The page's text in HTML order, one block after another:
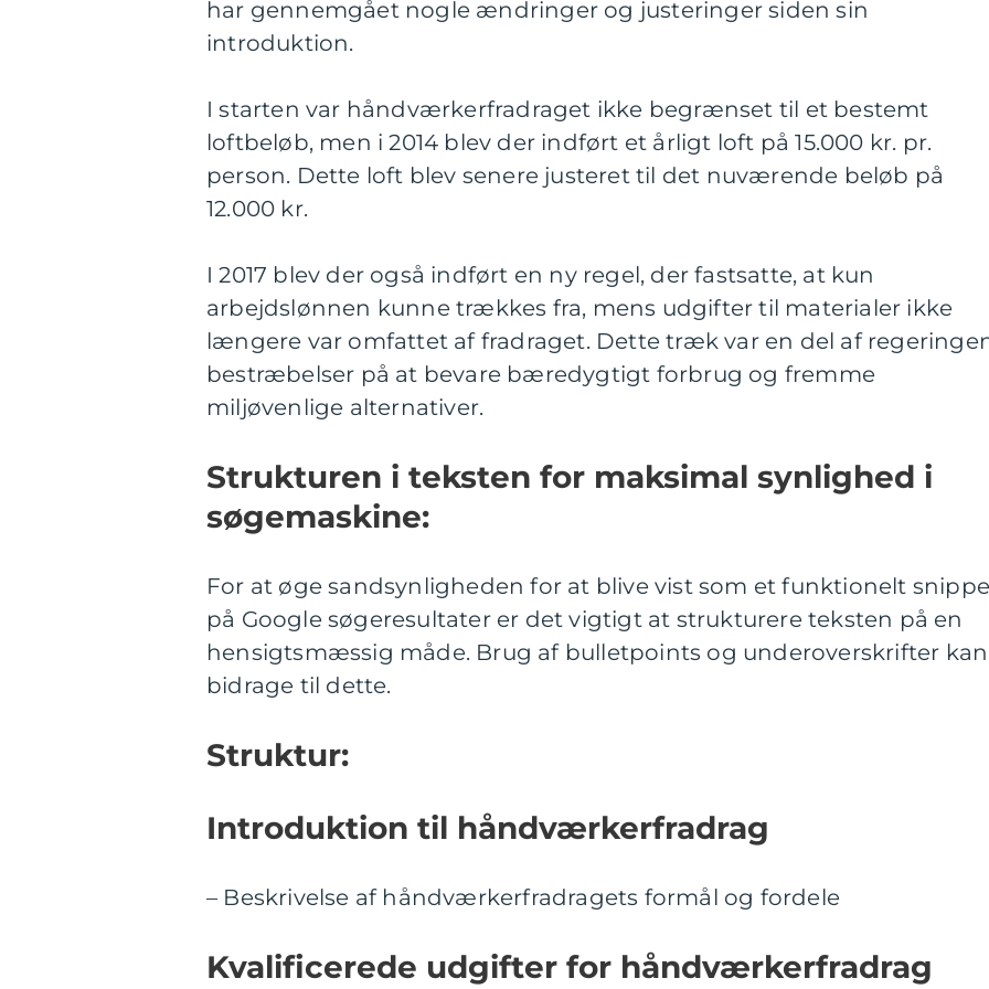
har gennemgået nogle ændringer og justeringer siden sin
introduktion.
I starten var håndværkerfradraget ikke begrænset til et bestemt
loftbeløb, men i 2014 blev der indført et årligt loft på 15.000 kr. pr.
person. Dette loft blev senere justeret til det nuværende beløb på
12.000 kr.
I 2017 blev der også indført en ny regel, der fastsatte, at kun
arbejdslønnen kunne trækkes fra, mens udgifter til materialer ikke
længere var omfattet af fradraget. Dette træk var en del af
bestræbelser på at bevare bæredygtigt forbrug og fremme
miljøvenlige alternativer.
Strukturen i teksten for maksimal synlighed i
søgemaskine:
For at øge sandsynligheden for at blive vist som et funktionelt
på Google søgeresultater er det vigtigt at strukturere teksten på en
hensigtsmæssig måde. Brug af bulletpoints og underoverskrifter kan
bidrage til dette.
Struktur:
Introduktion til håndværkerfradrag
– Beskrivelse af håndværkerfradragets formål og fordele
Kvalificerede udgifter for håndværkerfradrag